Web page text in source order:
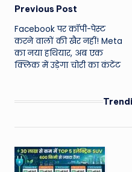
Post
navigation
Previous Post
Facebook पर कॉपी-पेस्ट
करने वालों की खैर नहीं! Meta
का नया हथियार, अब एक
क्लिक में उड़ेगा चोरी का कंटेंट